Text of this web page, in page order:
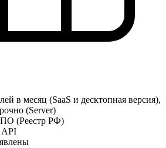
в месяц (SaaS и десктопная версия),
(Server)
ПО (Реестр РФ)